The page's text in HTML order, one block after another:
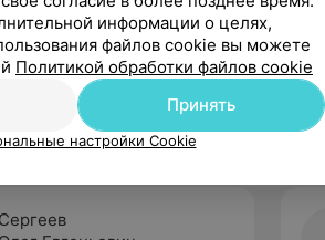
Рекомендую
Сергеев
информации о целях,
файлов cookie вы можете
Политикой обработки файлов cookie
Принять
настройки Cookie